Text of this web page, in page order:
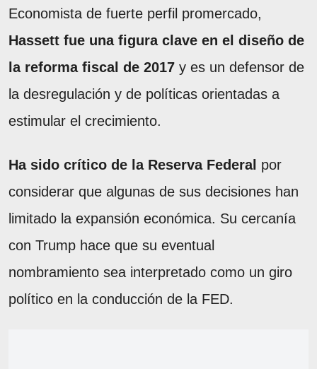
Economista de fuerte perfil promercado,
Hassett fue una figura clave en el diseño de
la reforma fiscal de 2017 y es un defensor de
la desregulación y de políticas orientadas a
estimular el crecimiento.
Ha sido crítico de la Reserva Federal por
considerar que algunas de sus decisiones han
limitado la expansión económica. Su cercanía
con Trump hace que su eventual
nombramiento sea interpretado como un giro
político en la conducción de la FED.